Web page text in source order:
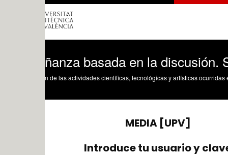
basada en la discusión. Sesión
de las actividades científicas, tecnológicas y artísticas ocurridas en los tres